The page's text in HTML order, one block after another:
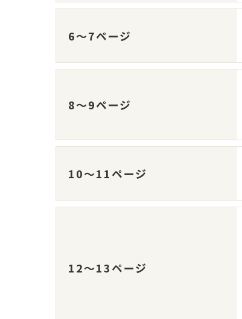
6～7ページ
8～9ページ
10～11ページ
12～13ページ